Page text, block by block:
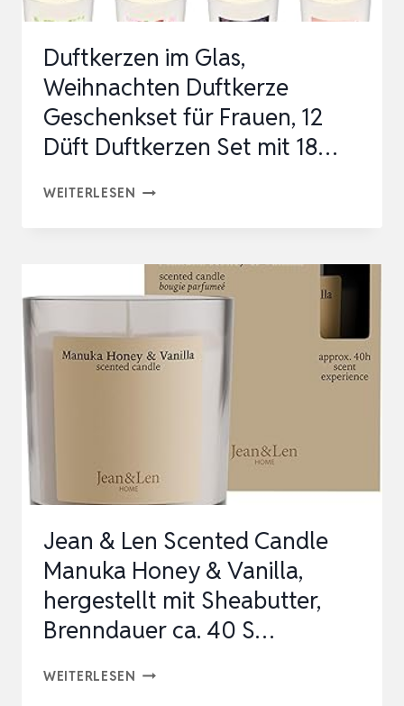
MIT
SHEABUTTER,
BRENNDAUER
CA.
Duftkerzen im Glas,
Weihnachten Duftkerze
Geschenkset für Frauen, 12
Düft Duftkerzen Set mit 18…
WEITERLESEN DUFTKERZEN
WEIHNACHTEN
DUFTKERZE
FÜR
SET
18…
Jean & Len Scented Candle
Manuka Honey & Vanilla,
hergestellt mit Sheabutter,
Brenndauer ca. 40 S…
WEITERLESEN JEAN